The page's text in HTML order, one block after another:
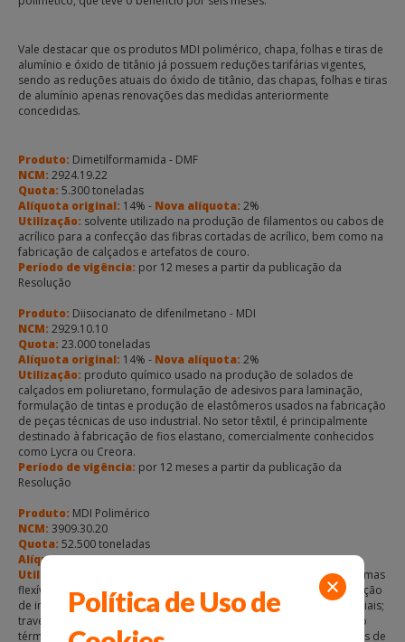
Vale destacar que os produtos MDI polimérico, chapa, folhas e tiras de
alumínio e óxido de titânio já possuem reduções tarifárias vigentes,
sendo as reduções atuais do óxido de titânio, das chapas, folhas e tiras
de alumínio apenas renovações das medidas anteriormente
concedidas.
Produto: Dimetilformamida - DMF
NCM:2924.19.22
Quota:5.300 toneladas
Alíquota original: 14% - Nova alíquota:2%
Utilização: solvente utilizado na produção de filamentos ou cabos de
acrílico para a confecção das fibras cortadas de acrílico, bem como na
fabricação de calçados e artefatos de couro.
Período de vigência: por 12 meses a partir da publicação da
Resolução
Produto: Diisocianato de difenilmetano - MDI
NCM:2929.10.10
Quota:23.000 toneladas
Alíquota original: 14% - Nova alíquota: 2%
Utilização: produto químico usado na produção de solados de
calçados em poliuretano, formulação de adesivos para laminação,
formulação de tintas e produção de elastômeros usados na fabricação
de peças técnicas de uso industrial. No setor têxtil, é principalmente
destinado à fabricação de fios elastano, comercialmente conhecidos
como Lycra ou Creora.
Período de vigência: por 12 meses a partir da publicação da
Resolução
Produto: MDI Polimérico
NCM: 3909.30.20
Quota: 52.500 toneladas
Alíquota original:14% -Nova alíquota:2%
Utilização:
usado em aplicações envolvendo a formação de espumas
flexíveis e semirrígidas para uso em peças automotivas para absorção
de impacto; espumas flexíveis para móveis de escritório e residenciais;
travesseiros viscoelásticos; pisos, espumas rígidas para isolamento
térmico; refrigeração doméstica e industrial; aglomerante de raspas de
Política de Uso de